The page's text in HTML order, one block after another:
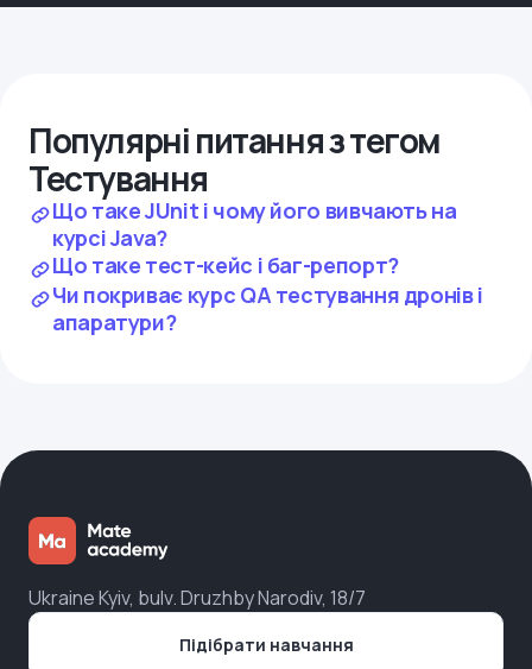
Популярні питання з тегом
Тестування
Що таке JUnit і чому його вивчають на
курсі Java?
Що таке тест-кейс і баг-репорт?
Чи покриває курс QA тестування дронів і
апаратури?
Ukraine Kyiv, bulv. Druzhby Narodiv, 18/7
Підібрати навчання